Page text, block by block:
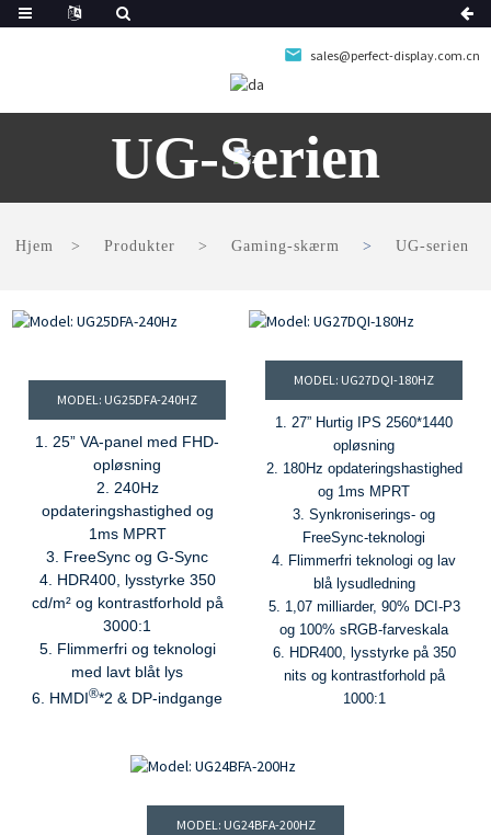
sales@perfect-display.com.cn
UG-Serien
Hjem Produkter Gaming-skærm UG-serien
MODEL: UG25DFA-240HZ
1. 25” VA-panel med FHD-
opløsning
2. 240Hz
opdateringshastighed og
1ms MPRT
3. FreeSync og G-Sync
4. HDR400, lysstyrke 350
cd/m² og kontrastforhold på
3000:1
5. Flimmerfri og teknologi
med lavt blåt lys
6. HMDI®*2 & DP-indgange
MODEL: UG27DQI-180HZ
1. 27” Hurtig IPS 2560*1440
opløsning
2. 180Hz opdateringshastighed
og 1ms MPRT
3. Synkroniserings- og
FreeSync-teknologi
4. Flimmerfri teknologi og lav
blå lysudledning
5. 1,07 milliarder, 90% DCI-P3
og 100% sRGB-farveskala
6. HDR400, lysstyrke på 350
nits og kontrastforhold på
1000:1
MODEL: UG24BFA-200HZ